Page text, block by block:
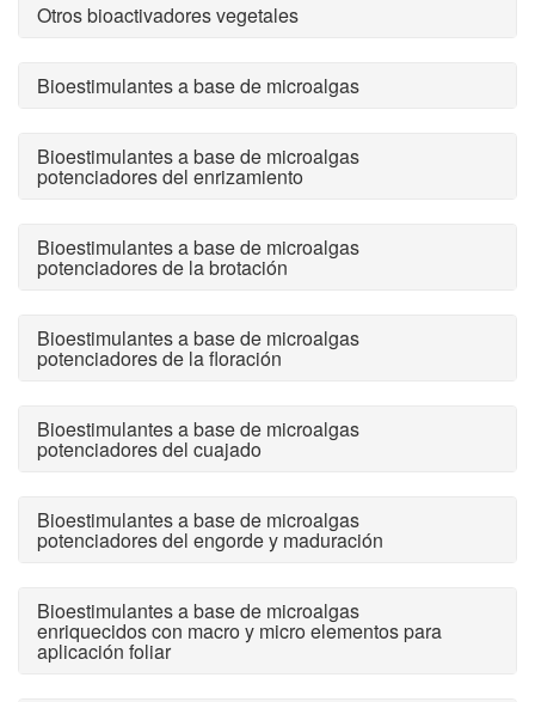
Otros bioactivadores vegetales
Bioestimulantes a base de microalgas
Bioestimulantes a base de microalgas
potenciadores del enrizamiento
Bioestimulantes a base de microalgas
potenciadores de la brotación
Bioestimulantes a base de microalgas
potenciadores de la floración
Bioestimulantes a base de microalgas
potenciadores del cuajado
Bioestimulantes a base de microalgas
potenciadores del engorde y maduración
Bioestimulantes a base de microalgas
enriquecidos con macro y micro elementos para
aplicación foliar